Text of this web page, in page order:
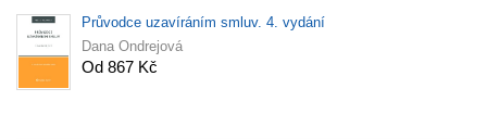
Průvodce uzavíráním smluv. 4. vydání
Dana Ondrejová
Od 867 Kč